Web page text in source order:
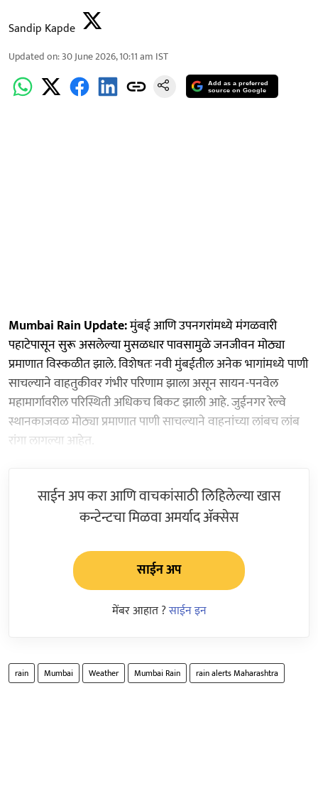
Sandip Kapde
Updated on:30 June 2026, 10:11 am IST
Add as a preferred
source on Google
Mumbai Rain Update:मुंबई आणि उपनगरांमध्ये मंगळवारी
पहाटेपासून सुरू असलेल्या मुसळधार पावसामुळे जनजीवन मोठ्या
प्रमाणात विस्कळीत झाले. विशेषतः नवी मुंबईतील अनेक भागांमध्ये पाणी
साचल्याने वाहतुकीवर गंभीर परिणाम झाला असून सायन-पनवेल
महामार्गावरील परिस्थिती अधिकच बिकट झाली आहे. जुईनगर रेल्वे
स्थानकाजवळ मोठ्या प्रमाणात पाणी साचल्याने वाहनांच्या लांबच लांब
रांगा लागल्या आहेत.
साईन अप करा आणि वाचकांसाठी लिहिलेल्या खास
कन्टेन्टचा मिळवा अमर्याद ॲक्सेस
साईन अप
मेंबर आहात ?साईन इन
rain Mumbai Weather Mumbai Rain rain alerts Maharashtra